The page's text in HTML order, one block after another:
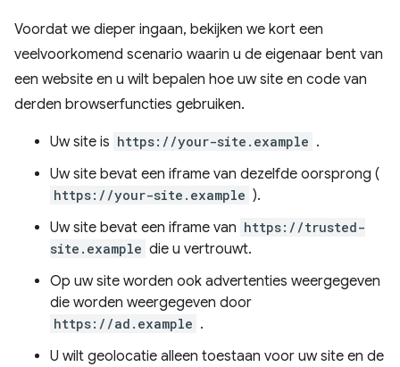
Voordat we dieper ingaan, bekijken we kort een
veelvoorkomend scenario waarin u de eigenaar bent van
een website en u wilt bepalen hoe uw site en code van
derden browserfuncties gebruiken.
Uw site is https://your-site.example .
Uw site bevat een iframe van dezelfde oorsprong (
https://your-site.example ).
Uw site bevat een iframe van https://trusted-
site.example die u vertrouwt.
Op uw site worden ook advertenties weergegeven
die worden weergegeven door
https://ad.example .
U wilt geolocatie alleen toestaan ​​voor uw site en de